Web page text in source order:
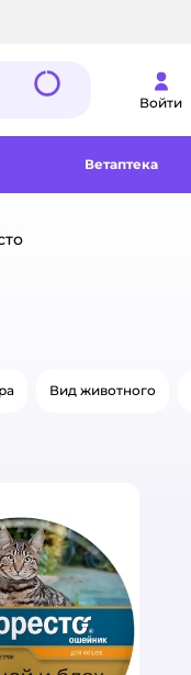
Войти
Ветаптека
Вид животного